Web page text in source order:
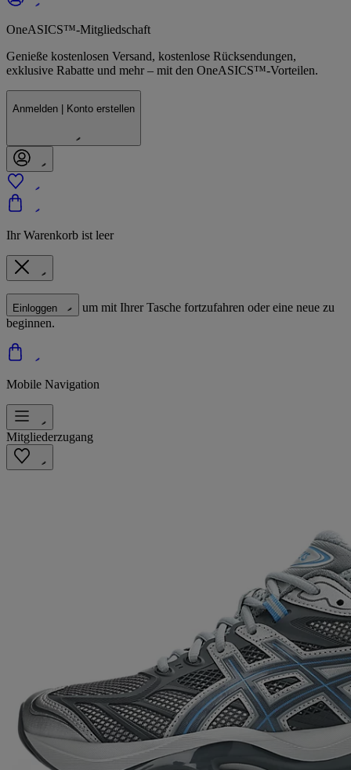
OneASICS™-Mitgliedschaft
Genieße kostenlosen Versand, kostenlose Rücksendungen,
exklusive Rabatte und mehr – mit den OneASICS™-Vorteilen.
Anmelden | Konto erstellen
Ihr Warenkorb ist leer
Einloggen
um mit Ihrer Tasche fortzufahren oder eine neue zu
beginnen.
Mobile Navigation
Mitgliederzugang